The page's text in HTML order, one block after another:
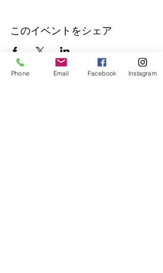
このイベントをシェア
Phone Email Facebook Instagram